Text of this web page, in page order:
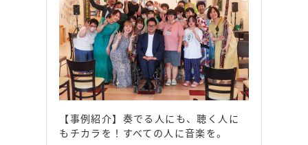
【事例紹介】奏でる人にも、聴く人に
もチカラを！すべての人に音楽を。